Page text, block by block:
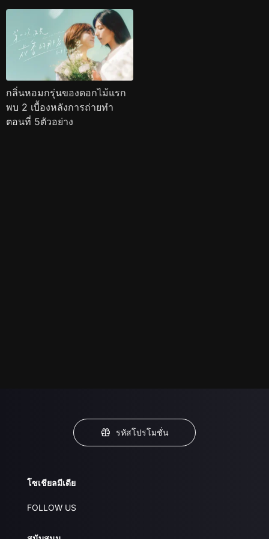
กลิ่นหอมกรุ่นของดอกไม้แรก
พบ 2 เบื้องหลังการถ่ายทำ
ตอนที่ 5ตัวอย่าง
รหัสโปรโมชั่น
โซเชียลมีเดีย
FOLLOW US